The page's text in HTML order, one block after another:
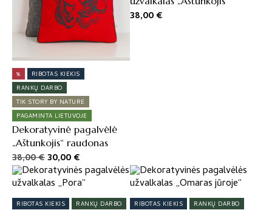
%
RIBOTAS KIEKIS
RANKŲ DARBO
TIK STORY BY NATURE
PAGAMINTA LIETUVOJE
Dekoratyvinė pagalvėlė
„Aštunkojis“ raudonas
38,00€Original
price
was:
38,00 €.
30,00€
price
is:
30,00 €.
38,00€
RIBOTAS KIEKIS
RANKŲ DARBO
RIBOTAS KIEKIS
RANKŲ DARBO